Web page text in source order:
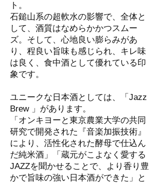
ト。
石鎚山系の超軟水の影響で、全体と
して、酒質はなめらかかつスムー
ズ。そして、心地良い膨らみがあ
り、程良い旨味も感じられ、キレ味
は良く、食中酒として優れている印
象です。
ユニークな日本酒としては、「Jazz
Brew 」があります。
「オンキヨーと東京農業大学の共同
研究で開発された『音楽加振技術』
により、活性化された酵母で仕込ん
だ純米酒」「蔵元がこよなく愛する
JAZZを聞かせることで、より香り豊
かで旨味の強い日本酒ができた」と